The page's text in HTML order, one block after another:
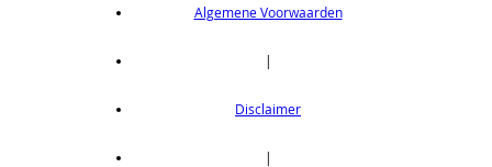
Algemene Voorwaarden
|
Disclaimer
|